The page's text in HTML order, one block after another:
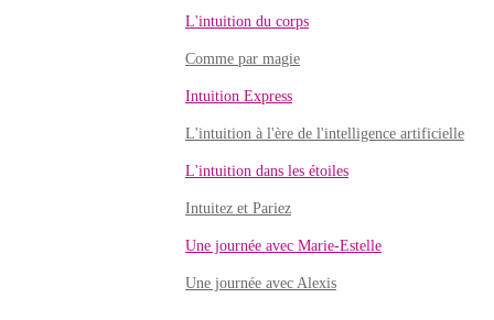
L'intuition du corps
Comme par magie
Intuition Express
L'intuition à l'ère de l'intelligence artificielle
L'intuition dans les étoiles
Intuitez et Pariez
Une journée avec Marie-Estelle
Une journée avec Alexis